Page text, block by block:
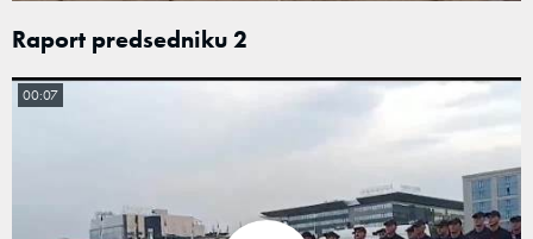
Raport predsedniku 2
00:07